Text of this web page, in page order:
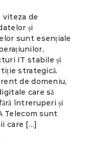
de
și
sunt esențiale
IT stabile și
strategică.
de domeniu,
care să
întreruperi și
Telecom sunt
care […]